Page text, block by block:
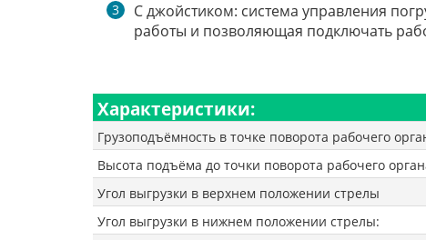
С джойстиком: система управления
работы и позволяющая подключать
Характеристики:
Грузоподъёмность в точке поворота рабочего
Высота подъёма до точки поворота рабочего
Угол выгрузки в верхнем положении стрелы
Угол выгрузки в нижнем положении стрелы: